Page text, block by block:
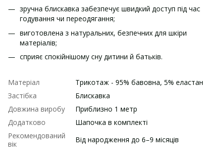
зручна блискавка забезпечує швидкий доступ під час
годування чи переодягання;
виготовлена з натуральних, безпечних для шкіри
матеріалів;
сприяє спокійнішому сну дитини й батьків.
Матеріал
Трикотаж - 95% бавовна, 5% еластан
Застібка
Блискавка
Довжина виробу
Приблизно 1 метр
Додатково
Шапочка в комплекті
Рекомендований
вік
Від народження до 6–9 місяців